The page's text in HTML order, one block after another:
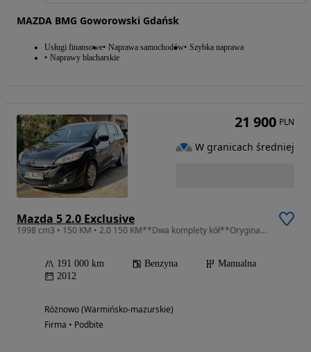
MAZDA BMG Goworowski Gdańsk
Usługi finansowe Naprawa samochodów Szybka naprawa
Naprawy blacharskie
Mazda 5 2.0 Exclusive
1998 cm3 • 150 KM • 2.0 150 KM**Dwa komplety kół**Oryginał**Gwarancja
191 000 km Benzyna
Manualna
2012
Różnowo (Warmińsko-mazurskie)
Firma • Podbite
21 900 PLN
W granicach średniej